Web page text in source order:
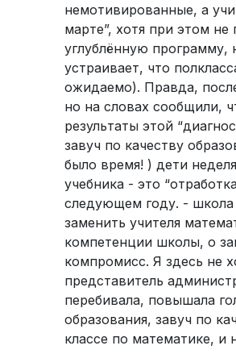
немотивированные, а
марте”, хотя при этом
углублённую
устраивает, что
ожидаемо). Правда,
но на словах сообщили,
результаты этой
завуч по качеству
было время! ) дети
учебника - это
следующем году. - школа
заменить учителя
компетенции школы, о
компромисс. Я здесь не
представитель
перебивала, повышала
образования, завуч по
классе по математике, и